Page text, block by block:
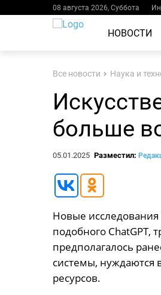
08 августа 2026, Суббота
НОВОСТИ
Все новости Наука и
больше
05.01.2025 Разместил:
Новые исследования
подобного ChatGPT,
предполагалось
системы, нуждаются
ресурсов.